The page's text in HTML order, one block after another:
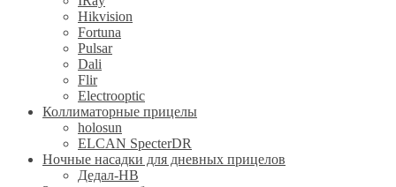
Hikvision
Fortuna
Pulsar
Dali
Flir
Electrooptic
Коллиматорные прицелы
holosun
ELCAN SpecterDR
Ночные насадки для дневных прицелов
Дедал-НВ